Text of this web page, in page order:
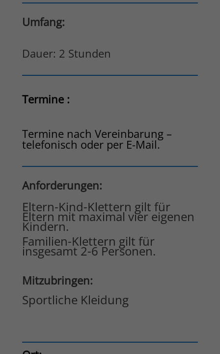
Umfang:
Dauer: 2 Stunden
Termine :
Termine nach Vereinbarung –
telefonisch oder per E-Mail.
Anforderungen:
Eltern-Kind-Klettern gilt für
Eltern mit maximal vier eigenen
Kindern.
Familien-Klettern gilt für
insgesamt 2-6 Personen.
Mitzubringen:
Sportliche Kleidung